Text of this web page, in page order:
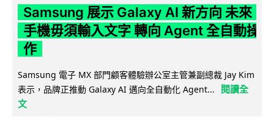
Samsung 展示 Galaxy AI 新方向 未來
手機毋須輸入文字 轉向 Agent 全自動操
作
Samsung 電子 MX 部門顧客體驗辦公室主管兼副總裁 Jay Kim
表示，品牌正推動 Galaxy AI 邁向全自動化 Agent...
閱讀全
文